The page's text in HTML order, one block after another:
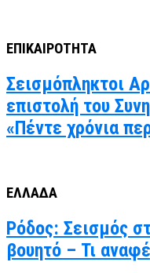
ΕΠΙΚΑΙΡΟΤΗΤΑ
Σεισμόπληκτοι
επιστολή του
«Πέντε χρόνια
ΕΛΛΑΔΑ
Ρόδος: Σεισμός
βουητό – Τι